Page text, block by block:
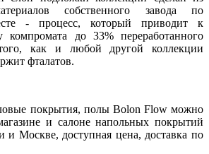
собственного завода по
- процесс, который приводит к
компромата до 33% переработанного
как и любой другой коллекции
фталатов.
покрытия, полы Bolon Flow можно
и салоне напольных покрытий
и Москве, доступная цена, доставка по